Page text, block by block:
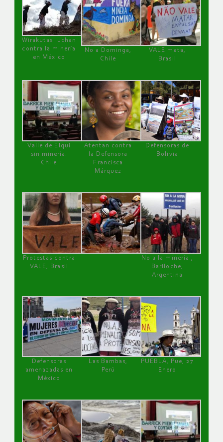
Wirakutas luchan
contra la minería
en México
No a Dominga,
Chile
VALE mata,
Brasil
Valle de Elqui
sin minería.
Chile
Atentan contra
la Defensora
Francisca
Márquez
Defensoras de
Bolivia
Protestas contra
VALE, Brasil
No a la minería ,
Bariloche,
Argentina
Defensoras
amenazadas en
México
Las Bambas,
Perú
PUEBLA, Pue, 27
Enero